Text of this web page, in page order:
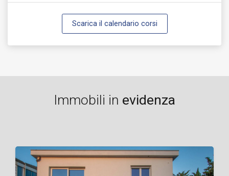
Scarica il calendario corsi
Immobili in evidenza